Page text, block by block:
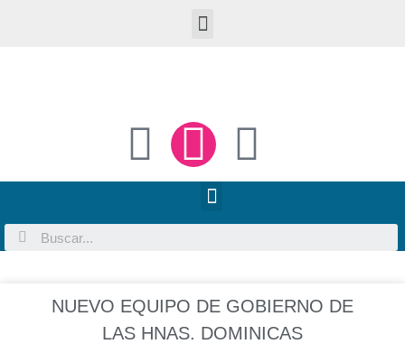
NUEVO EQUIPO DE GOBIERNO DE
LAS HNAS. DOMINICAS